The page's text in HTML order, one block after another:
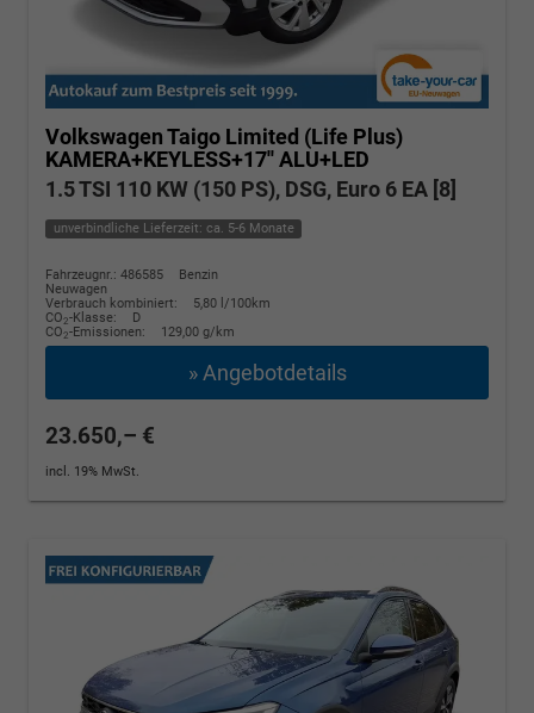
Volkswagen Taigo Limited (Life Plus)
KAMERA+KEYLESS+17'' ALU+LED
1.5 TSI 110 KW (150 PS), DSG, Euro 6 EA [8]
unverbindliche Lieferzeit: ca. 5-6 Monate
Fahrzeugnr.: 486585
Benzin
Neuwagen
Verbrauch kombiniert:
5,80 l/100km
CO2-Klasse:
D
CO2-Emissionen: 129,00 g/km
» Angebotdetails
23.650,– €
incl. 19% MwSt.